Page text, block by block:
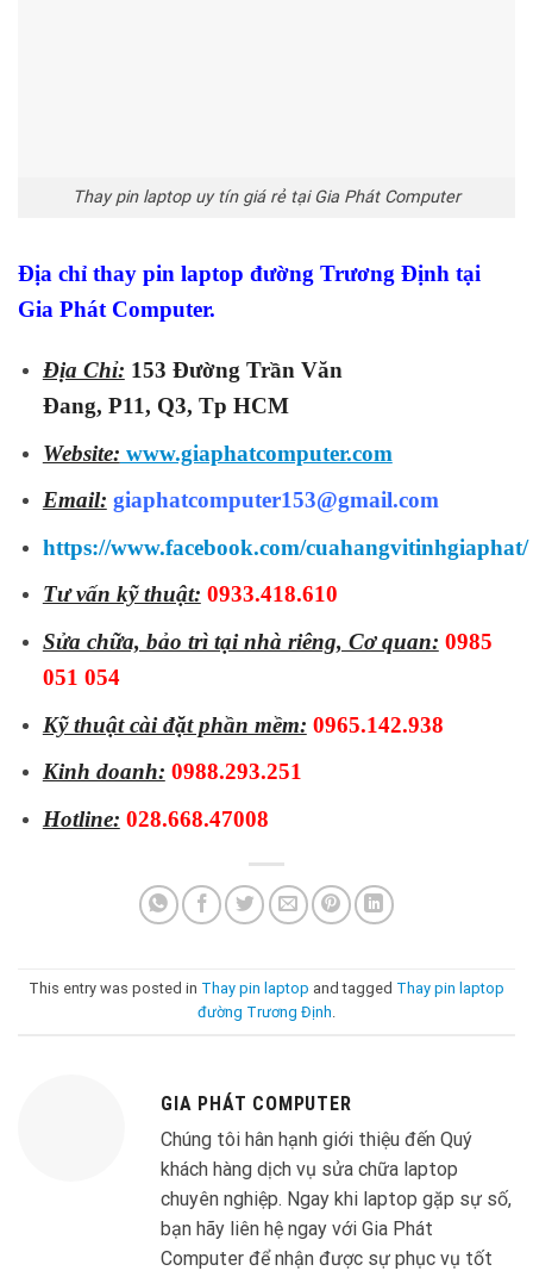
Thay pin laptop uy tín giá rẻ tại Gia Phát Computer
Địa chỉ thay pin laptop đường Trương Định tại
Gia Phát Computer.
Địa Chỉ: 153 Đường Trần Văn
Đang, P11, Q3, Tp HCM
Website: www.giaphatcomputer.com
Email: giaphatcomputer153@gmail.com
https://www.facebook.com/cuahangvitinhgiaphat/
Tư vấn kỹ thuật: 0933.418.610
Sửa chữa, bảo trì tại nhà riêng, Cơ quan: 0985
051 054
Kỹ thuật cài đặt phần mềm: 0965.142.938
Kinh doanh: 0988.293.251
Hotline: 028.668.47008
This entry was posted in Thay pin laptop and tagged Thay pin laptop
đường Trương Định.
GIA PHÁT COMPUTER
Chúng tôi hân hạnh giới thiệu đến Quý
khách hàng dịch vụ sửa chữa laptop
chuyên nghiệp. Ngay khi laptop gặp sự số,
bạn hãy liên hệ ngay với Gia Phát
Computer để nhận được sự phục vụ tốt